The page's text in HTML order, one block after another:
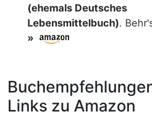
(ehemals Deutsches
Lebensmittelbuch).
»
Links zu Amazon